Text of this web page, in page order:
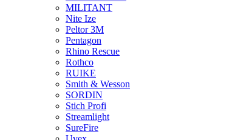
MILITANT
Nite Ize
Peltor 3M
Pentagon
Rhino Rescue
Rothco
RUIKE
Smith & Wesson
SORDIN
Stich Profi
Streamlight
SureFire